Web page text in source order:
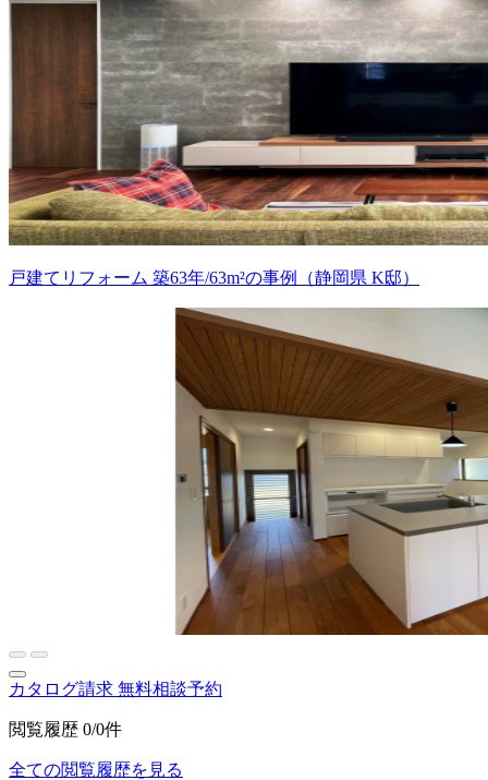
戸建てリフォーム 築63年/63m²の事例（静岡県 K邸）
カタログ請求 無料相談予約
閲覧履歴 0/0件
全ての閲覧履歴を見る